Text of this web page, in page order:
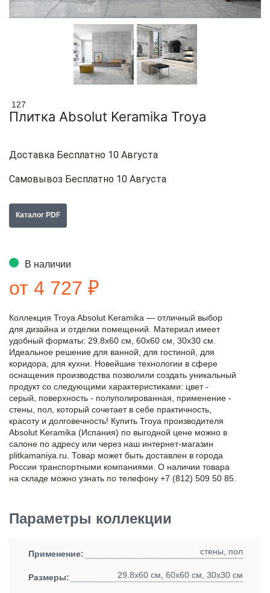
127
Плитка Absolut Keramika Troya
Доставка Бесплатно 10 Августа
Самовывоз Бесплатно 10 Августа
Каталог PDF
В наличии
от 4 727 ₽
Коллекция Troya Absolut Keramika — отличный выбор
для дизайна и отделки помещений. Материал имеет
удобный форматы: 29.8x60 см, 60x60 см, 30x30 см.
Идеальное решение для ванной, для гостиной, для
коридора, для кухни. Новейшие технологии в сфере
оснащения производства позволили создать уникальный
продукт со следующими характеристиками: цвет -
серый, поверхность - полуполированная, применение -
стены, пол, который сочетает в себе практичность,
красоту и долговечность! Купить Troya производителя
Absolut Keramika (Испания) по выгодной цене можно в
салоне по адресу или через наш интернет-магазин
plitkamaniya.ru. Товар может быть доставлен в города
России транспортными компаниями. О наличии товара
на складе можно узнать по телефону +7 (812) 509 50 85.
Параметры коллекции
Применение: стены, пол
Размеры: 29.8x60 см, 60x60 см, 30x30 см